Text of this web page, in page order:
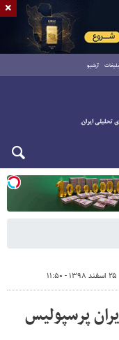
آرشیو
۲۵ اسفند ۱۳۹۸ - ۱۱:۵۰
پرسپولیس
×